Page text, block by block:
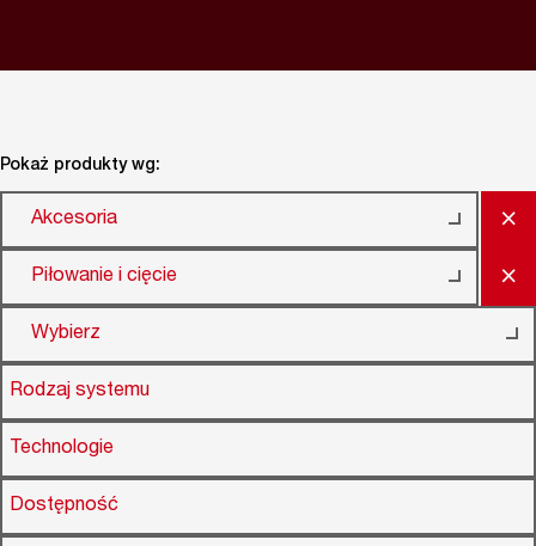
Pokaż produkty wg:
Akcesoria ×
Piłowanie i cięcie ×
Wybierz
Rodzaj systemu
Technologie
Dostępność